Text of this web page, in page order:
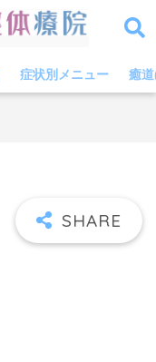
症状別メニュー 癒